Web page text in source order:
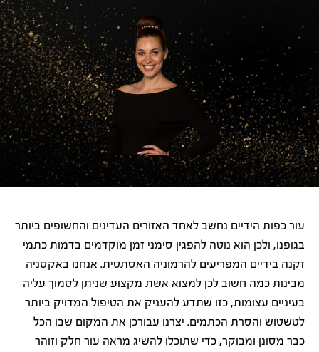
עור כפות הידיים נחשב לאחד האזורים העדינים והחשופים ביותר
בגופנו, ולכן הוא נוטה להפגין סימני זמן מוקדמים בדמות כתמי
זקנה בידיים המפריעים להרמוניה האסתטית. אנחנו באקסניה
מבינות כמה חשוב לכן למצוא אשת מקצוע שניתן לסמוך עליה
בעיניים עצומות, כזו שתדע להעניק את הטיפול המדויק ביותר
לטשטוש והסרת הכתמים. יצרנו עבורכן את המקום שבו הכל
כבר מסונן ומבוקר, כדי שתוכלו להשיג מראה עור חלק וזוהר